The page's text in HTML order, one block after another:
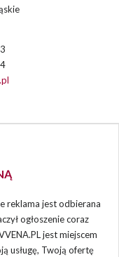
reklama jest odbierana
ogłoszenie coraz
jest miejscem
usługę, Twoją ofertę